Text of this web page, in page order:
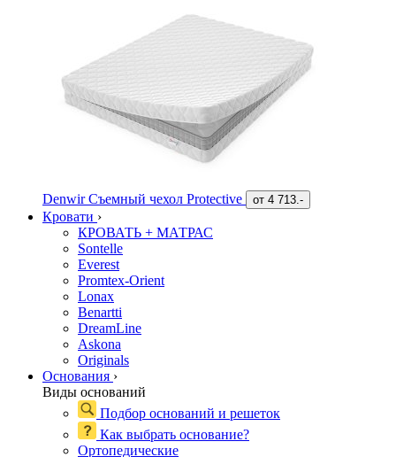
Denwir Съемный чехол Protective от 4 713.-
Кровати ›
КРОВАТЬ + МАТРАС
Sontelle
Everest
Promtex-Orient
Lonax
Benartti
DreamLine
Askona
Originals
Основания ›
Виды оснований
Подбор оснований и решеток
Как выбрать основание?
Ортопедические